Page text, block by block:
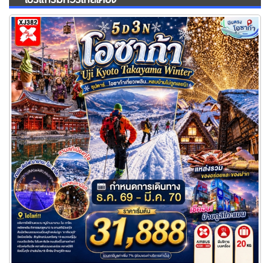
ทัวร์โอซาก้าเที่ยวเพลิน..หลบบ้านไม่ถูกเลยนิ! 5 วัน 3 คืน